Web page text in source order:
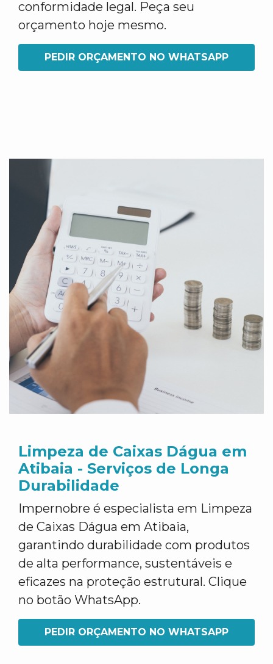
conformidade legal. Peça seu
orçamento hoje mesmo.
PEDIR ORÇAMENTO NO WHATSAPP
Limpeza de Caixas Dágua em
Atibaia - Serviços de Longa
Durabilidade
Impernobre é especialista em Limpeza
de Caixas Dágua em Atibaia,
garantindo durabilidade com produtos
de alta performance, sustentáveis e
eficazes na proteção estrutural. Clique
no botão WhatsApp.
PEDIR ORÇAMENTO NO WHATSAPP